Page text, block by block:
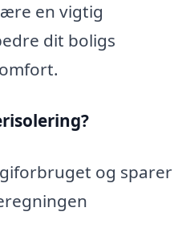
en vigtig
dit boligs
og sparer